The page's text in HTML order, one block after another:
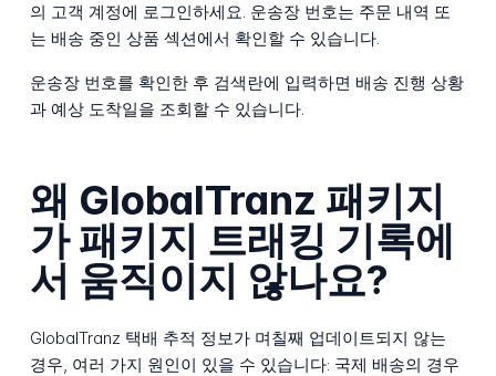
의 고객 계정에 로그인하세요. 운송장 번호는 주문 내역 또
는 배송 중인 상품 섹션에서 확인할 수 있습니다.
운송장 번호를 확인한 후 검색란에 입력하면 배송 진행 상황
과 예상 도착일을 조회할 수 있습니다.
왜 GlobalTranz 패키지
가 패키지 트래킹 기록에
서 움직이지 않나요?
GlobalTranz 택배 추적 정보가 며칠째 업데이트되지 않는
경우, 여러 가지 원인이 있을 수 있습니다: 국제 배송의 경우